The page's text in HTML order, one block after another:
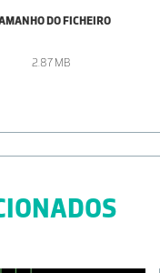
DO FICHEIRO
2.87 MB